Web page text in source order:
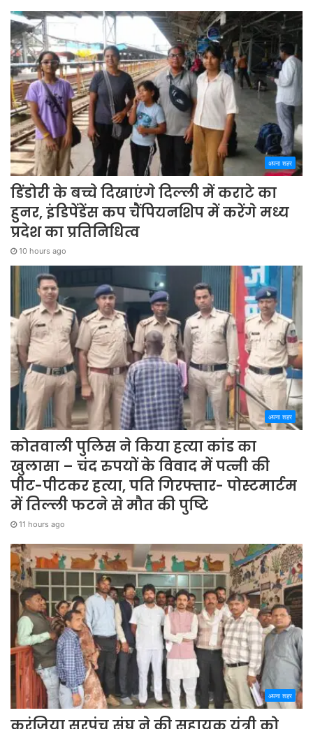
अपना शहर
डिंडोरी के बच्चे दिखाएंगे दिल्ली में कराटे का
हुनर, इंडिपेंडेंस कप चैंपियनशिप में करेंगे मध्य
प्रदेश का प्रतिनिधित्व
10 hours ago
अपना शहर
कोतवाली पुलिस ने किया हत्या कांड का
खुलासा – चंद रुपयों के विवाद में पत्नी की
पीट-पीटकर हत्या, पति गिरफ्तार- पोस्टमार्टम
में तिल्ली फटने से मौत की पुष्टि
11 hours ago
अपना शहर